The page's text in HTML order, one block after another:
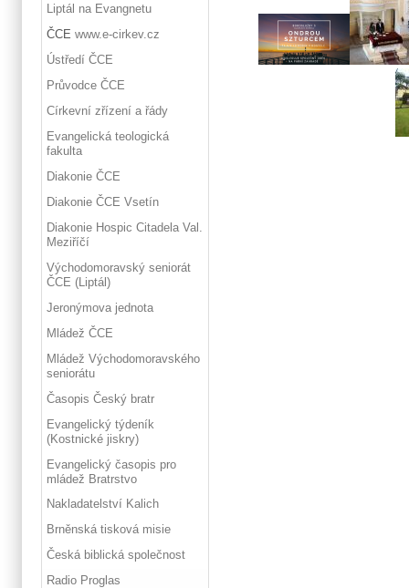
Liptál na Evangnetu
ČCE www.e-cirkev.cz
Ústředí ČCE
Průvodce ČCE
Církevní zřízení a řády
Evangelická teologická
fakulta
Diakonie ČCE
Diakonie ČCE Vsetín
Diakonie Hospic Citadela Val.
Meziříčí
Východomoravský seniorát
ČCE (Liptál)
Jeronýmova jednota
Mládež ČCE
Mládež Východomoravského
seniorátu
Časopis Český bratr
Evangelický týdeník
(Kostnické jiskry)
Evangelický časopis pro
mládež Bratrstvo
Nakladatelství Kalich
Brněnská tisková misie
Česká biblická společnost
Radio Proglas